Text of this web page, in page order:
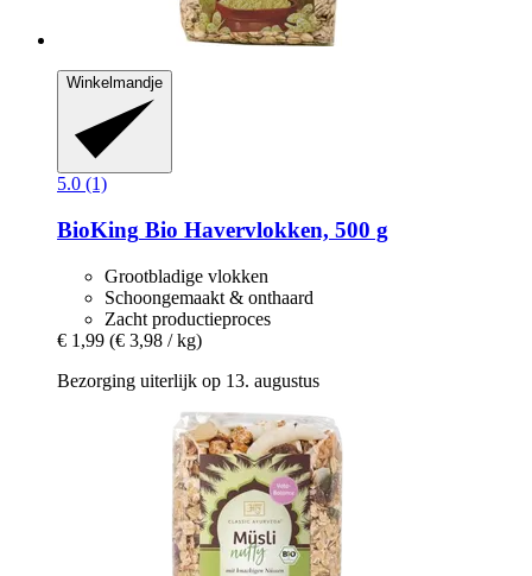
Winkelmandje
5.0 (1)
BioKing Bio Havervlokken, 500 g
Grootbladige vlokken
Schoongemaakt & onthaard
Zacht productieproces
€ 1,99 (€ 3,98 / kg)
Bezorging uiterlijk op 13. augustus